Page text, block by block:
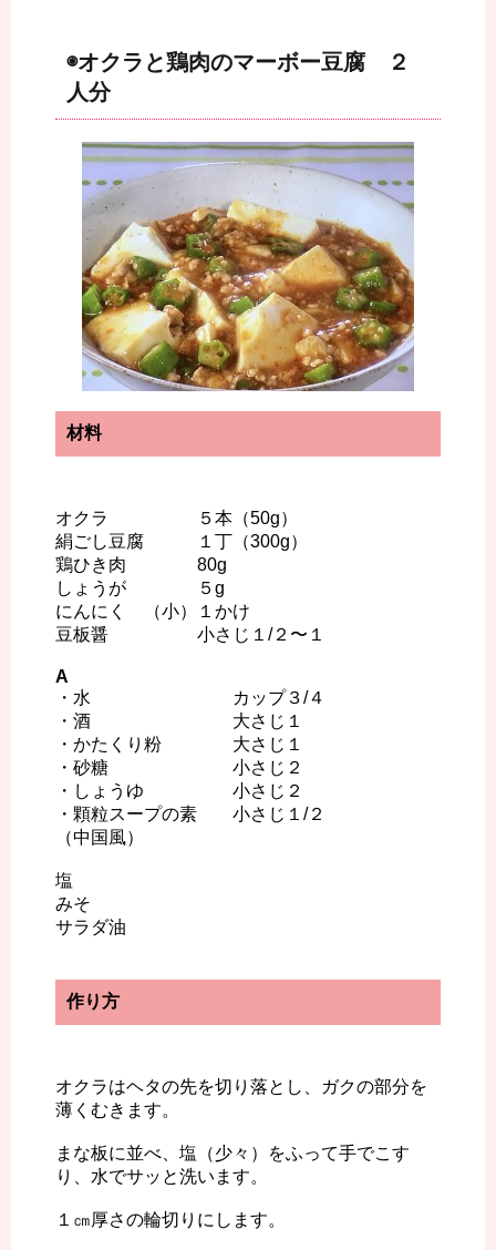
◉オクラと鶏肉のマーボー豆腐 ２
人分
材料
オクラ ５本（50g）
絹ごし豆腐 １丁（300g）
鶏ひき肉 80g
しょうが ５g
にんにく （小）１かけ
豆板醤 小さじ１/２〜１
A
・水 カップ３/４
・酒 大さじ１
・かたくり粉 大さじ１
・砂糖 小さじ２
・しょうゆ 小さじ２
・顆粒スープの素 小さじ１/２
（中国風）
塩
みそ
サラダ油
作り方
オクラはヘタの先を切り落とし、ガクの部分を
薄くむきます。
まな板に並べ、塩（少々）をふって手でこす
り、水でサッと洗います。
１㎝厚さの輪切りにします。